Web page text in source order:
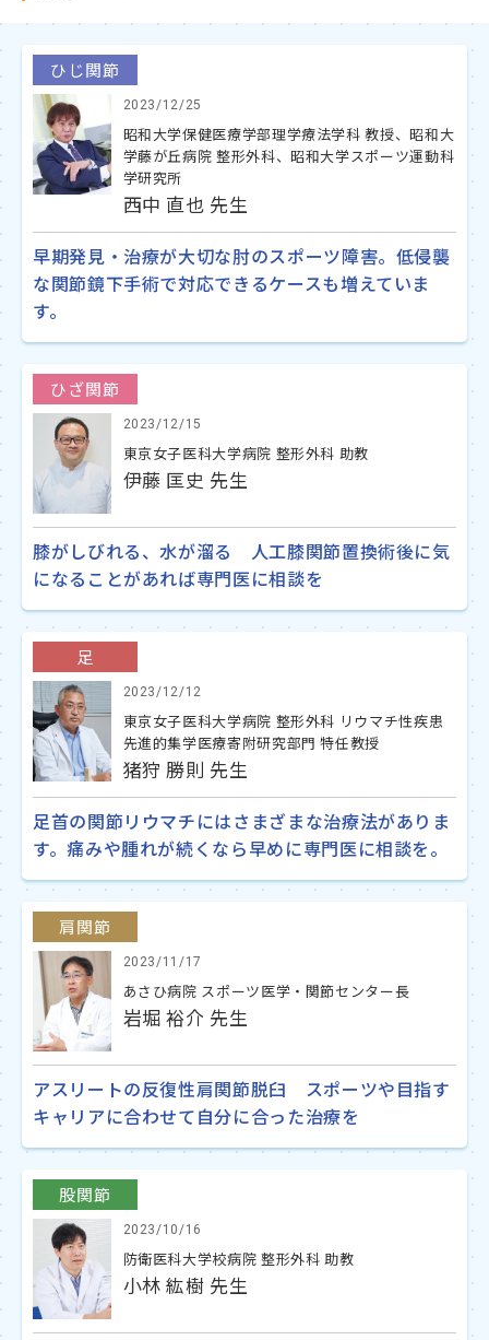
ひじ関節
2023/12/25
昭和大学保健医療学部理学療法学科 教授、昭和大
学藤が丘病院 整形外科、昭和大学スポーツ運動科
学研究所
西中 直也 先生
早期発見・治療が大切な肘のスポーツ障害。低侵襲
な関節鏡下手術で対応できるケースも増えていま
す。
ひざ関節
2023/12/15
東京女子医科大学病院 整形外科 助教
伊藤 匡史 先生
膝がしびれる、水が溜る 人工膝関節置換術後に気
になることがあれば専門医に相談を
足
2023/12/12
東京女子医科大学病院 整形外科 リウマチ性疾患
先進的集学医療寄附研究部門 特任教授
猪狩 勝則 先生
足首の関節リウマチにはさまざまな治療法がありま
す。痛みや腫れが続くなら早めに専門医に相談を。
肩関節
2023/11/17
あさひ病院 スポーツ医学・関節センター長
岩堀 裕介 先生
アスリートの反復性肩関節脱臼 スポーツや目指す
キャリアに合わせて自分に合った治療を
股関節
2023/10/16
防衛医科大学校病院 整形外科 助教
小林 紘樹 先生